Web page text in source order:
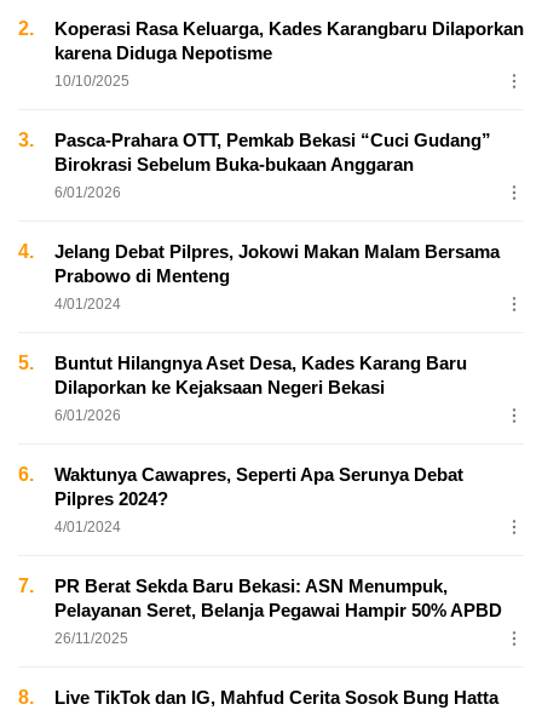
2.
Koperasi Rasa Keluarga, Kades Karangbaru Dilaporkan
karena Diduga Nepotisme
10/10/2025
3.
Pasca-Prahara OTT, Pemkab Bekasi “Cuci Gudang”
Birokrasi Sebelum Buka-bukaan Anggaran
6/01/2026
4.
Jelang Debat Pilpres, Jokowi Makan Malam Bersama
Prabowo di Menteng
4/01/2024
5.
Buntut Hilangnya Aset Desa, Kades Karang Baru
Dilaporkan ke Kejaksaan Negeri Bekasi
6/01/2026
6.
Waktunya Cawapres, Seperti Apa Serunya Debat
Pilpres 2024?
4/01/2024
7.
PR Berat Sekda Baru Bekasi: ASN Menumpuk,
Pelayanan Seret, Belanja Pegawai Hampir 50% APBD
26/11/2025
8.
Live TikTok dan IG, Mahfud Cerita Sosok Bung Hatta